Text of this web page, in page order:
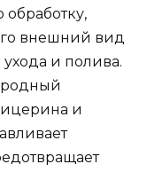
внешний вид
и полива.
и